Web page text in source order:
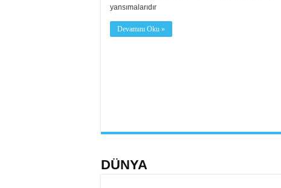
yansımalarıdır
Devamını Oku »
DÜNYA